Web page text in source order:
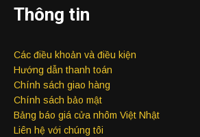
Thông tin
Các điều khoản và điều kiện
Hướng dẫn thanh toán
Chính sách giao hàng
Chính sách bảo mật
Bảng báo giá cửa nhôm Việt Nhật
Liên hệ với chúng tôi